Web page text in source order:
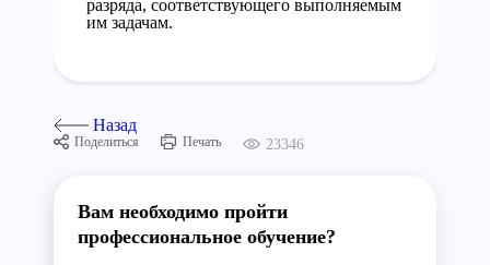
разряда, соответствующего выполняемым
им задачам.
Назад
Поделиться Печать 23346
Вам необходимо пройти
профессиональное обучение?